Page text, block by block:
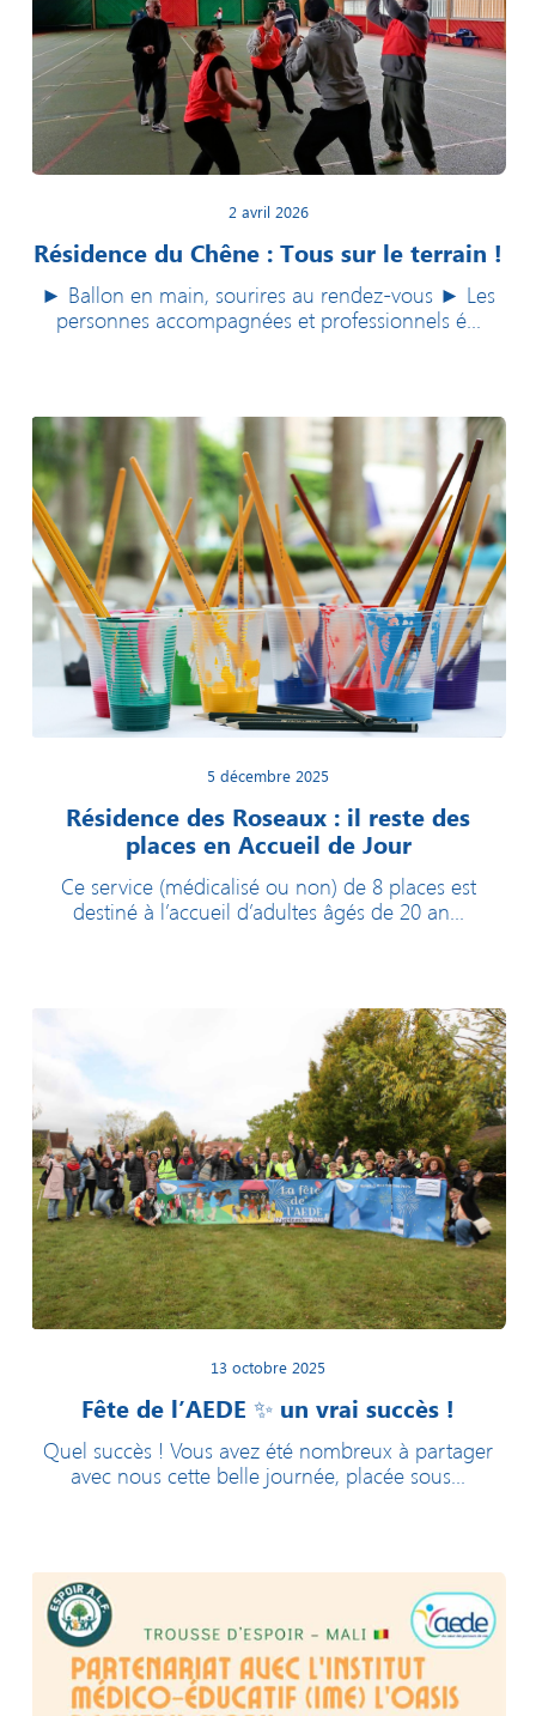
2 avril 2026
Résidence du Chêne : Tous sur le terrain !
► Ballon en main, sourires au rendez-vous ► Les
personnes accompagnées et professionnels é...
5 décembre 2025
Résidence des Roseaux : il reste des
places en Accueil de Jour
Ce service (médicalisé ou non) de 8 places est
destiné à l’accueil d’adultes âgés de 20 an...
13 octobre 2025
Fête de l’AEDE ✨ un vrai succès !
Quel succès ! Vous avez été nombreux à partager
avec nous cette belle journée, placée sous...